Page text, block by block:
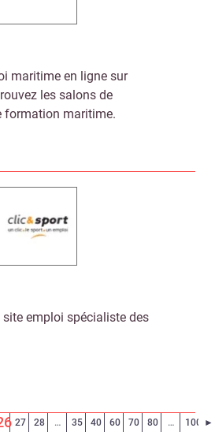
maritime en ligne sur
les salons de
formation maritime.
emploi spécialiste des
27 28 … 35 40 60 70 80 … 100 ►